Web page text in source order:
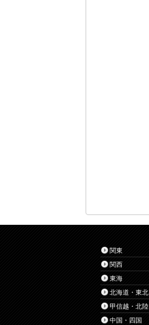
関東
関西
東海
北海道・東北
甲信越・北陸
中国・四国